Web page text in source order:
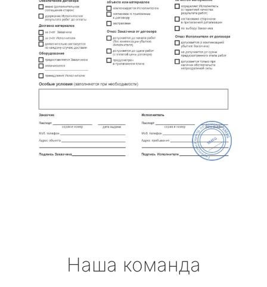
Наша команда